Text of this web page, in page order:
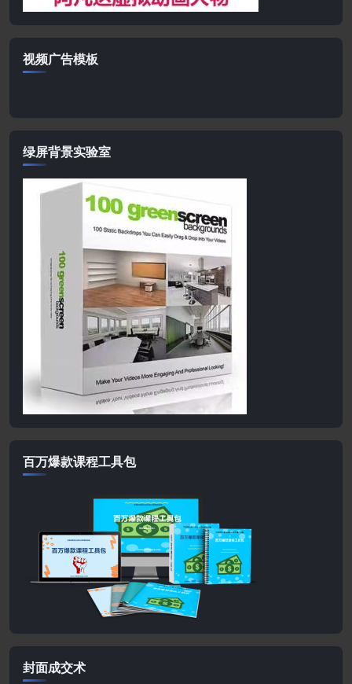
视频广告模板
绿屏背景实验室
百万爆款课程工具包
封面成交术